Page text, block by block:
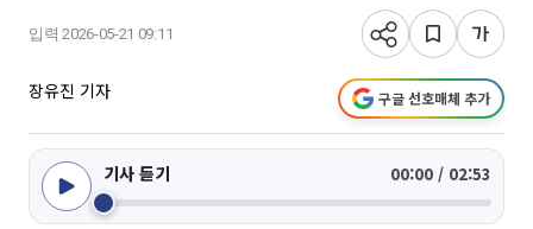
입력 2026-05-21 09:11
장유진 기자 구글 선호매체 추가
기사 듣기 00:00 / 02:53